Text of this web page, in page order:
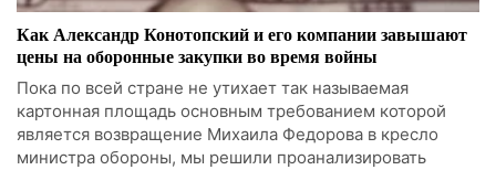
Как Александр Конотопский и его компании завышают
цены на оборонные закупки во время войны
Пока по всей стране не утихает так называемая
картонная площадь основным требованием которой
является возвращение Михаила Федорова в кресло
министра обороны, мы решили проанализировать